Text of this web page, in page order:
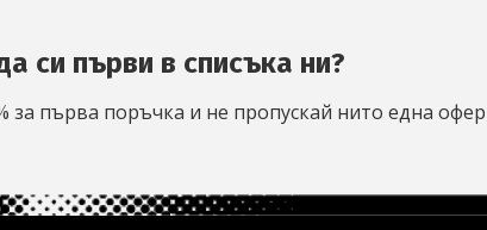
си първи в списъка ни?
за първа поръчка и не пропускай нито една